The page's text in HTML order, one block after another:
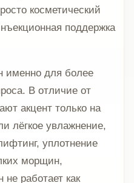
косметический
поддержка
именно для более
В отличие от
акцент только на
лёгкое увлажнение,
уплотнение
морщин,
работает как